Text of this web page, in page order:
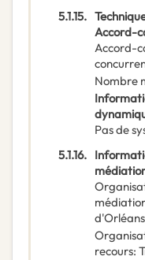
5.1.15.
Accord-
Accord-
Nombre
Pas de
5.1.16.
d'Orléans
recours: